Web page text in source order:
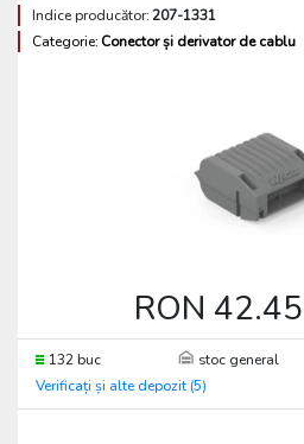
Indice producător:207-1331
Categorie: Conector și derivator de cablu
RON 42.45
132 buc stoc general
Verificați și alte depozit (5)